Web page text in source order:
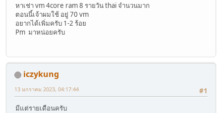
หาเช่า vm 4core ram 8 รายวัน thai จำนวนมาก
ตอนนี้เจ้าผมใช้ อยู่ 70 vm
อยากได้เพิ่มครับ 1-2 ร้อย
Pm มาหน่อยครับ
iczykung
#1
13 มกราคม 2023, 04:17:44
มีแต่รายเดือนครับ